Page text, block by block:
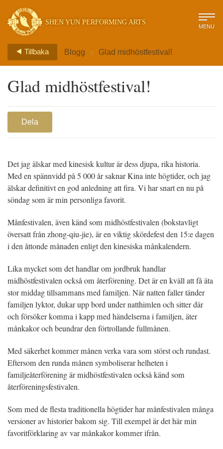
SHEN YUN PERFORMING ARTS MENU
Tillbaka Blogg > Glad midhöstfestival!
Glad midhöstfestival!
Dela
Det jag älskar med kinesisk kultur är dess djupa, rika historia.
Med en spännvidd på 5 000 år saknar Kina inte högtider, och jag
älskar definitivt en god anledning att fira. Vi har snart en nu på
söndag som är min personliga favorit.
Månfestivalen, även känd som midhöstfestivalen (bokstavligt
översatt från zhong-qiu-jie), är en viktig skördefest den 15:e dagen
i den åttonde månaden enligt den kinesiska månkalendern.
Lika mycket som det handlar om jordbruk handlar
midhöstfestivalen också om återförening. Det är en kväll att få äta
stor middag tillsammans med familjen. När natten faller tänder
familjen lyktor, dukar upp bord under natthimlen och sitter där
och försöker komma i kapp med händelserna i familjen, äter
månkakor och beundrar den förtrollande fullmånen.
Med säkerhet kommer månen verka vara som störst och rundast.
Eftersom den runda månen symboliserar helheten i
familjeåterförening är midhöstfestivalen också känd som
återföreningsfestivalen.
Som med de flesta traditionella högtider har månfestivalen många
versioner av historier bakom sig. Till exempel är det här min
favoritförklaring av var månkakor kommer ifrån.